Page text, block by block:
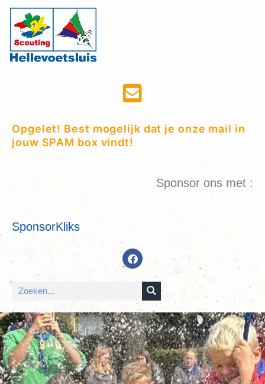
Opgelet! Best mogelijk dat je onze mail in
jouw SPAM box vindt!
Sponsor ons met :
SponsorKliks